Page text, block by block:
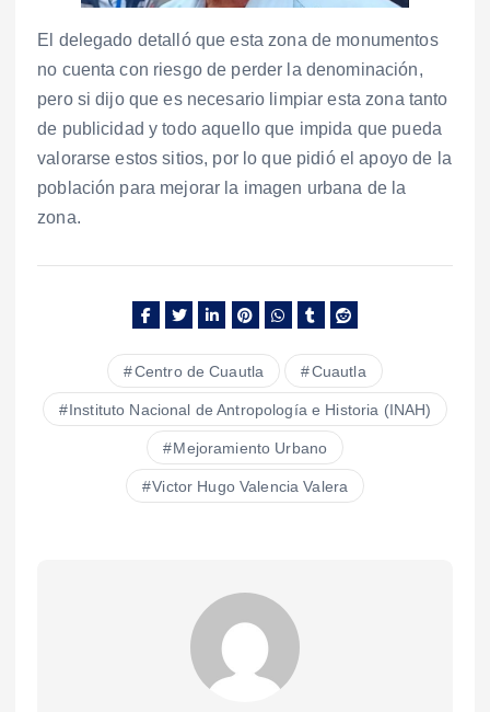
El delegado detalló que esta zona de monumentos
no cuenta con riesgo de perder la denominación,
pero si dijo que es necesario limpiar esta zona tanto
de publicidad y todo aquello que impida que pueda
valorarse estos sitios, por lo que pidió el apoyo de la
población para mejorar la imagen urbana de la
zona.
Centro de Cuautla Cuautla
Instituto Nacional de Antropología e Historia (INAH)
Mejoramiento Urbano
Victor Hugo Valencia Valera